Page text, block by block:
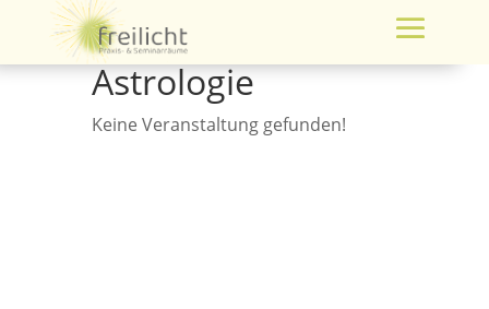
Astrologie
Keine Veranstaltung gefunden!